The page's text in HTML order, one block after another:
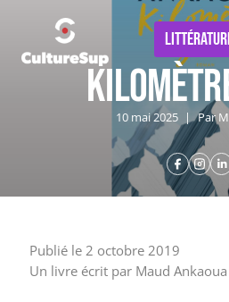
10 mai 2025 | Par
Publié le 2 octobre 2019
Un livre écrit par Maud Ankaoua